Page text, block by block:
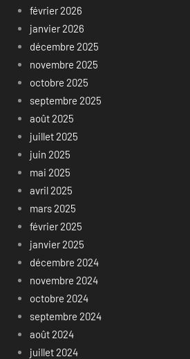
février 2026
janvier 2026
décembre 2025
novembre 2025
octobre 2025
septembre 2025
août 2025
juillet 2025
juin 2025
mai 2025
avril 2025
mars 2025
février 2025
janvier 2025
décembre 2024
novembre 2024
octobre 2024
septembre 2024
août 2024
juillet 2024